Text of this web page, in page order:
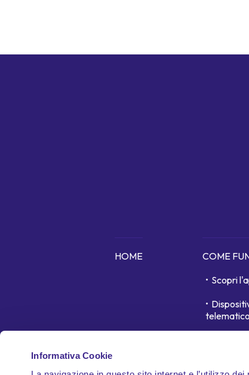
Informativa Cookie
HOME
COME
Scopri
telematico